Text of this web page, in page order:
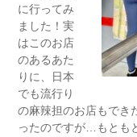
に行ってみ
ました！実
はこのお店
のあるあた
りに、日本
でも流行り
の麻辣担のお店もでき
ったのですが…もとも